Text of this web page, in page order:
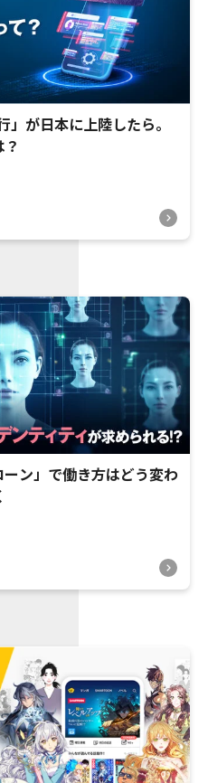
」が日本に上陸したら。
ン」で働き方はどう変わ